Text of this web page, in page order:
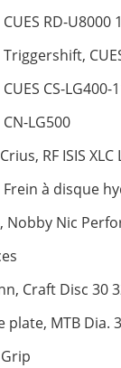
RD-U8000
CS-LG400-
LG500
RF ISIS XLC
à disque
Nobby Nic
Craft Disc 30
plate, MTB Dia.